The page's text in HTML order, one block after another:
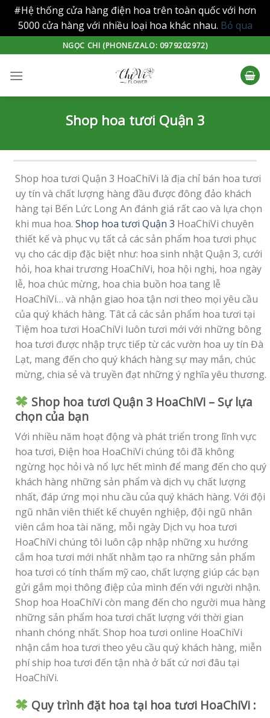
#Hệ thống cửa hàng điện hoa trên toàn quốc với hơn
5000 cửa hàng với nhiều loại hoa khác nhau. Bỏ qua
to
content
NGỌC CHI (PHONE/ZALO: 0979202972)
Shop hoa tươi Quận 3
Shop hoa tươi Quận 3 HoaChiVi là địa chỉ bán hoa tươi
uy tín và chất lượng hàng đầu được đông đảo khách
hàng tại Bến Lức Long An đánh giá rất cao và lựa chọn
khi mua hoa. Shop hoa tươi Quận 3 HoaChiVi chuyên
thiết kế và phục vụ tất cả các sản phẩm hoa tươi phục
vụ cho các dịp đặc biệt như: hoa sinh nhật Quận 3, cưới
hỏi, hoa khai trương HoaChiVi, hoa hội nghị, hoa ngày
lễ, hoa chúc mừng, hoa chia buồn hoa tang lễ
HoaChiVi… và nhận giao hoa tận nơi theo mọi yêu cầu
của quý khách hàng. Tât cả các sản phẩm hoa tươi tại
Tiệm hoa tươi HoaChiVi luôn tươi mới với những bông
hoa tươi được nhập trực tiếp từ các vườn hoa uy tín Đà
Lạt, mang đến cho quý khách hàng sự may mắn, chúc
mừng, chia sẻ và truyền đạt những ý nghĩa yêu thương.
Shop hoa tươi Quận 3 HoaChiVi – Sự lựa
chọn của bạn
Với nhiều năm hoạt động và phát triển trong lĩnh vực
hoa tươi, Điện hoa HoaChiVi chúng tôi đã không
ngừng học hỏi và nổ lực hết mình để mang đến cho quý
khách hàng những sản phẩm và dịch vụ chất lượng
nhất, đáp ứng mọi nhu cầu của quý khách hàng. Với đội
ngũ nhân viên thiết kế chuyên nghiệp, đội ngũ nhân
viên cắm hoa tài năng, mỗi ngày Dịch vụ hoa tươi
HoaChiVi chúng tôi luôn cập nhập những xu hướng
cắm hoa tươi mới nhất nhằm tạo ra những sản phẩm
hoa tươi có tính thẩm mỹ cao, chất lượng giúp các bạn
gửi gắm mọi thông điệp của mình đến với người nhận.
Shop hoa HoaChiVi còn mang đến cho người mua hàng
những sản phẩm hoa tươi chất lượng với thời gian
nhanh chóng nhất. Shop hoa tươi online HoaChiVi
nhận cắm hoa tươi theo yêu cầu quý khách hàng, miễn
phí ship hoa tươi đến tận nhà ở bất cứ nơi đâu tại
HoaChiVi.
Quy trình đặt hoa tại hoa tươi HoaChiVi :